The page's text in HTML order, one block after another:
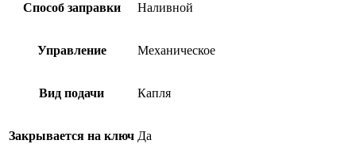
Способ заправки Наливной
Управление Механическое
Вид подачи Капля
Закрывается на ключ Да